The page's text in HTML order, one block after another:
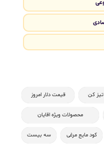
کن قیمت دلار امروز
محصولات ویژه اقایان
کود مایع مرغی سه بیست